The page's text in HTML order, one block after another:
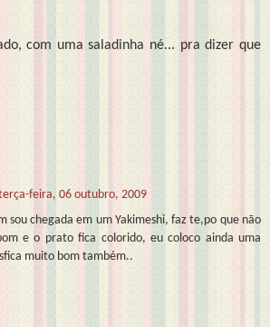
com uma saladinha né... pra dizer que
feira, 06 outubro, 2009
sou chegada em um Yakimeshi, faz te,po que não
e o prato fica colorido, eu coloco ainda uma
muito bom também..